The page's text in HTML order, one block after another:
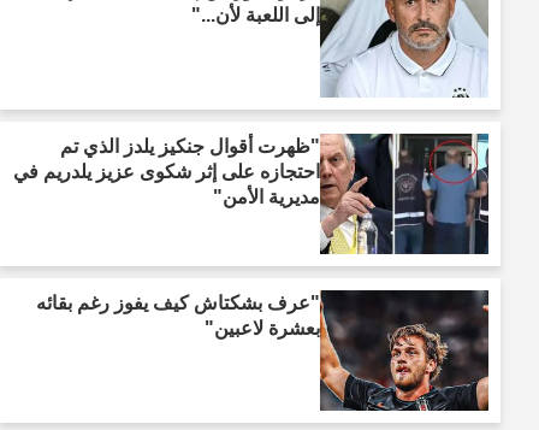
إلى اللعبة لأن..."
"ظهرت أقوال جنكيز يلدز الذي تم
احتجازه على إثر شكوى عزيز يلدريم في
مديرية الأمن"
"عرف بشكتاش كيف يفوز رغم بقائه
بعشرة لاعبين"